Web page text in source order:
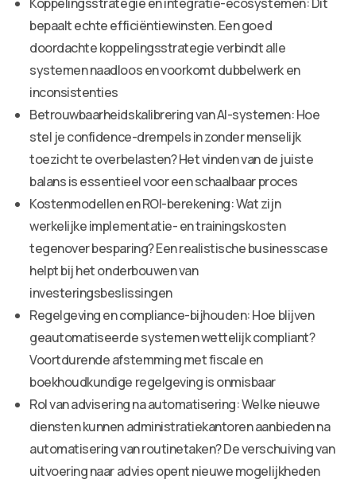
bepaalt echte efficiëntiewinsten. Een goed
doordachte koppelingsstrategie verbindt alle
systemen naadloos en voorkomt dubbelwerk en
inconsistenties
Betrouwbaarheidskalibrering van AI-systemen: Hoe
stel je confidence-drempels in zonder menselijk
toezicht te overbelasten? Het vinden van de juiste
balans is essentieel voor een schaalbaar proces
Kostenmodellen en ROI-berekening: Wat zijn
werkelijke implementatie- en trainingskosten
tegenover besparing? Een realistische businesscase
helpt bij het onderbouwen van
investeringsbeslissingen
Regelgeving en compliance-bijhouden: Hoe blijven
geautomatiseerde systemen wettelijk compliant?
Voortdurende afstemming met fiscale en
boekhoudkundige regelgeving is onmisbaar
Rol van advisering na automatisering: Welke nieuwe
diensten kunnen administratiekantoren aanbieden na
automatisering van routinetaken? De verschuiving van
uitvoering naar advies opent nieuwe mogelijkheden